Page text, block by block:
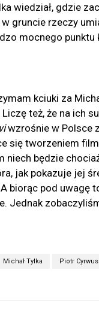
wiedział, gdzie
gruncie rzeczy
mocnego punktu
kciuki za
też, że na ich
wzrośnie w Polsce
się tworzeniem
będzie
jak pokazuje jej
biorąc pod uwagę
Jednak
Michał Tylka Piotr Cyrwus